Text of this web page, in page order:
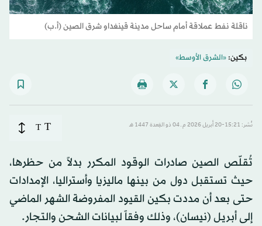
ناقلة نفط عملاقة أمام ساحل مدينة قينغداو شرق الصين (أ.ب)
بكين:«الشرق الأوسط»
نُشر: 15:21-20 أبريل 2026 م ـ 04 ذو القِعدة 1447 هـ T
T
تُقلّص الصين صادرات الوقود المكرر بدلاً من حظرها،
حيث تستقبل دول من بينها ماليزيا وأستراليا، الإمدادات
حتى بعد أن مددت بكين القيود المفروضة الشهر الماضي
إلى أبريل (نيسان)، وذلك وفقاً لبيانات الشحن والتجار.